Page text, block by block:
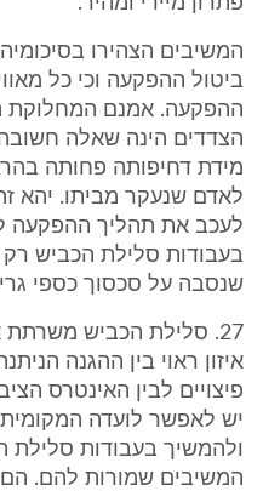
המשיבים הצהירו
ביטול ההפקעה וכי כל
ההפקעה. אמנם המחלוקת
הצדדים הינה שאלה
מידת דחיפותה פחותה
לאדם שנעקר מביתו. יהא
לעכב את תהליך
בעבודות סלילת הכביש
שנסבה על סכסוך כספי
27. סלילת הכביש משרתת
איזון ראוי בין ההגנה
פיצויים לבין האינטרס
יש לאפשר לועדה
ולהמשיך בעבודות סלילת
המשיבים שמורות להם.